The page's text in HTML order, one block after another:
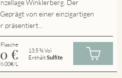
Winklerberg. Der
von einer einzigartigen
€
L
13.5 % Vol
EnthältSulfite